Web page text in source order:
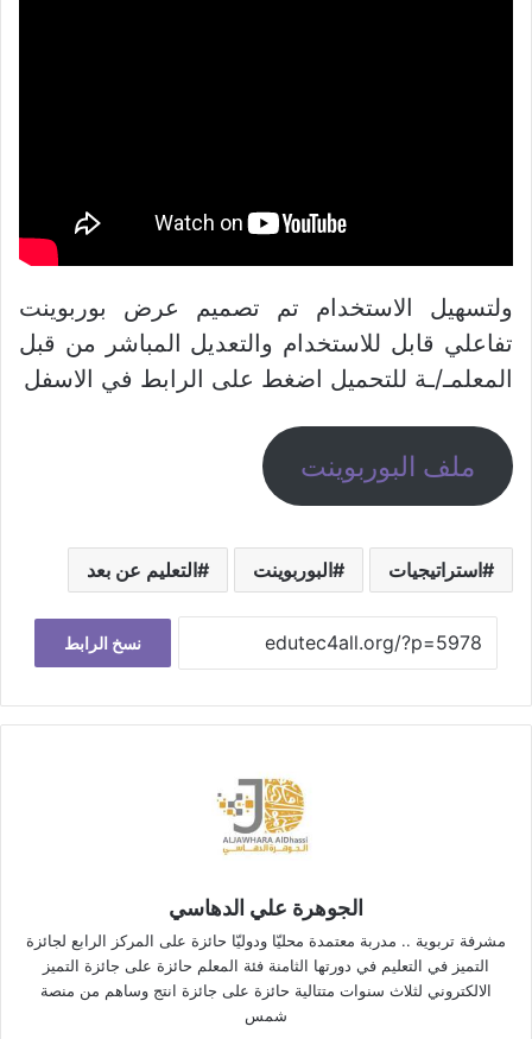
ولتسهيل الاستخدام تم تصميم عرض بوربوينت
تفاعلي قابل للاستخدام والتعديل المباشر من قبل
المعلمـ/ـة للتحميل اضغط على الرابط في الاسفل
ملف البوربوينت
استراتيجيات البوربوينت التعليم عن بعد
نسخ الرابط
الجوهرة علي الدهاسي
مشرفة تربوية .. مدربة معتمدة محليّا ودوليّا حائزة على المركز الرابع لجائزة
التميز في التعليم في دورتها الثامنة فئة المعلم حائزة على جائزة التميز
الالكتروني لثلاث سنوات متتالية حائزة على جائزة انتج وساهم من منصة
شمس